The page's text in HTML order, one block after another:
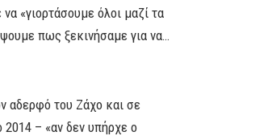
«γιορτάσουμε όλοι μαζί τα
πως ξεκινήσαμε για να…
αδερφό του Ζάχο και σε
2014 – «αν δεν υπήρχε ο